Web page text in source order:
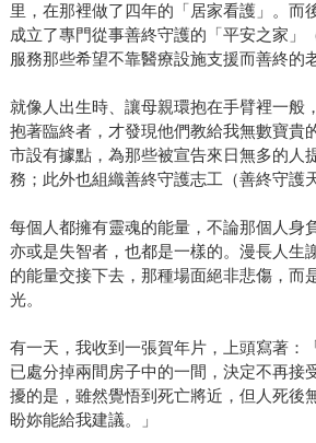
里，在那裡做了四年的「居家看護」。而
成立了專門從事善終守護的「平安之家」
服務那些希望不靠醫療設施支援而善終的
就像人出生時、讓母親環抱在手臂裡一般
抱著臨終者，才發現他們教給我無數寶貴
市設有據點，為那些被宣告來日無多的人
務；此外也組織善終守護志工（善終守護
每個人都擁有靈魂的能量，不論那個人身
亦或是失智者，也都是一樣的。漫長人生
的能量交接下去，那種場面絕非悲傷，而
光。
有一天，我收到一張賀年片，上頭寫著：
已處分掉兩間房子中的一間，決定不再接
擾的是，雖然覺悟到死亡將近，但人死後
盼妳能給我建議。」